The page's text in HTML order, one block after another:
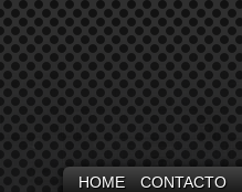
HOME CONTACTO